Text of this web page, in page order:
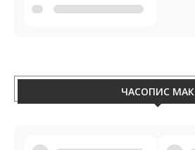
ЧАСОПИС МАК